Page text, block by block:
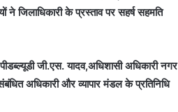
जिलाधिकारी के प्रस्ताव पर सहर्ष सहमति
जी.एस. यादव,अधिशासी अधिकारी नगर
अधिकारी और व्यापार मंडल के प्रतिनिधि